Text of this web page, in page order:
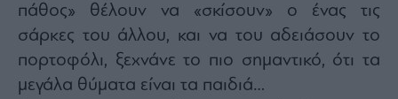
πάθος» θέλουν να «σκίσουν» ο ένας τις
σάρκες του άλλου, και να του αδειάσουν το
πορτοφόλι, ξεχνάνε το πιο σημαντικό, ότι τα
μεγάλα θύματα είναι τα παιδιά…